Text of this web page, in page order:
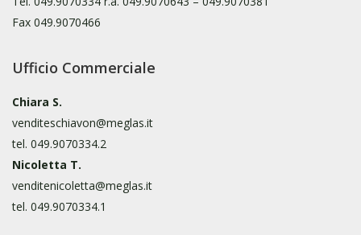
Fax 049.9070466
Ufficio Commerciale
Chiara S.
venditeschiavon@meglas.it
tel. 049.9070334.2
Nicoletta T.
venditenicoletta@meglas.it
tel. 049.9070334.1